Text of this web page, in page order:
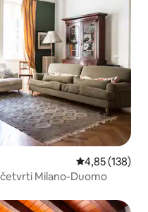
Prosječna
4,85 (138)
Milano-Duomo